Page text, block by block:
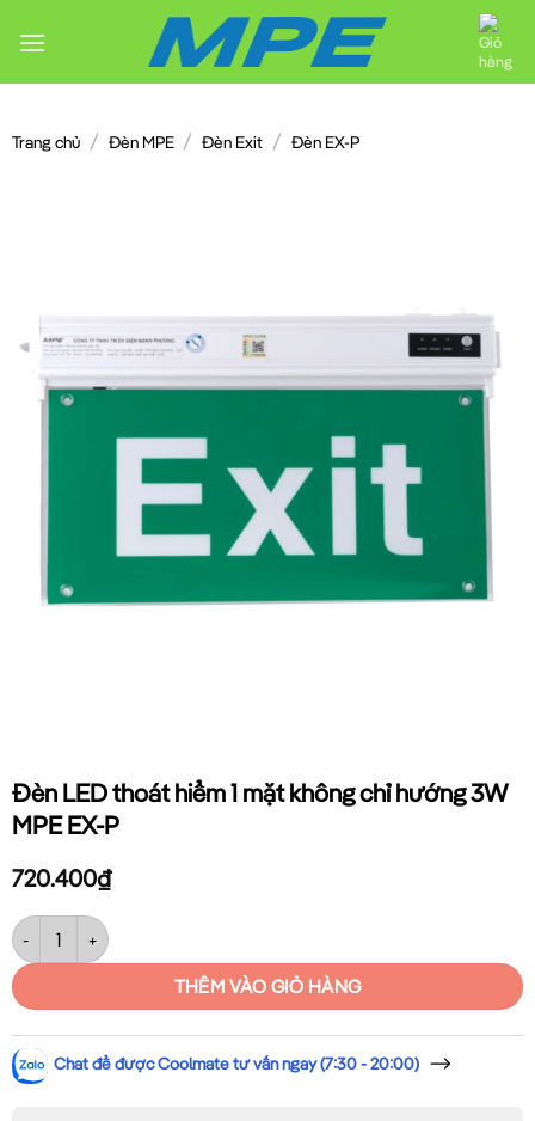
đến
Trang chủ / Đèn MPE / Đèn Exit / Đèn EX-P
Đèn LED thoát hiểm 1 mặt không chỉ hướng 3W
MPE EX-P
720.400₫
Đèn LED thoát hiểm 1 mặt không chỉ hướng 3W MPE EX-P số lượng
THÊM VÀO GIỎ HÀNG
Chat để được Coolmate tư vấn ngay (7:30 - 20:00)